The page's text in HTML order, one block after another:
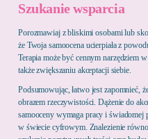
Szukanie wsparcia
Porozmawiaj z bliskimi osobami lub
że Twoja samoocena ucierpiała z
Terapia może być cennym narzędziem
także zwiększaniu akceptacji siebie.
Podsumowując, łatwo jest zapomnieć,
obrazem rzeczywistości. Dążenie do
samooceny wymaga pracy i
w świecie cyfrowym. Znalezienie